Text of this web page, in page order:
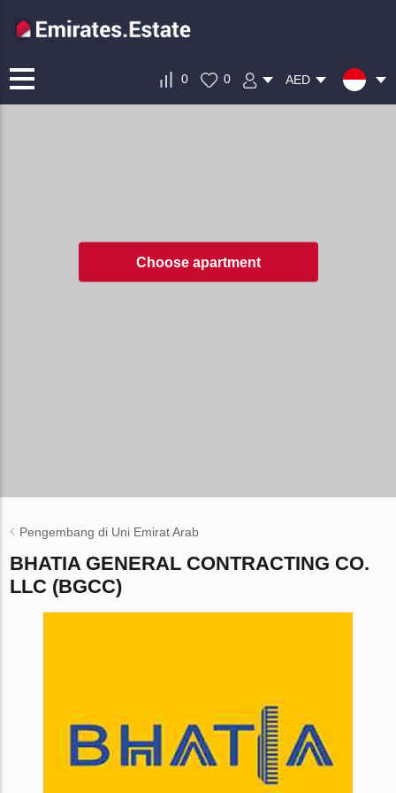
0 0 AED
Choose apartment
Pengembang di Uni Emirat Arab
BHATIA GENERAL CONTRACTING CO.
LLC (BGCC)